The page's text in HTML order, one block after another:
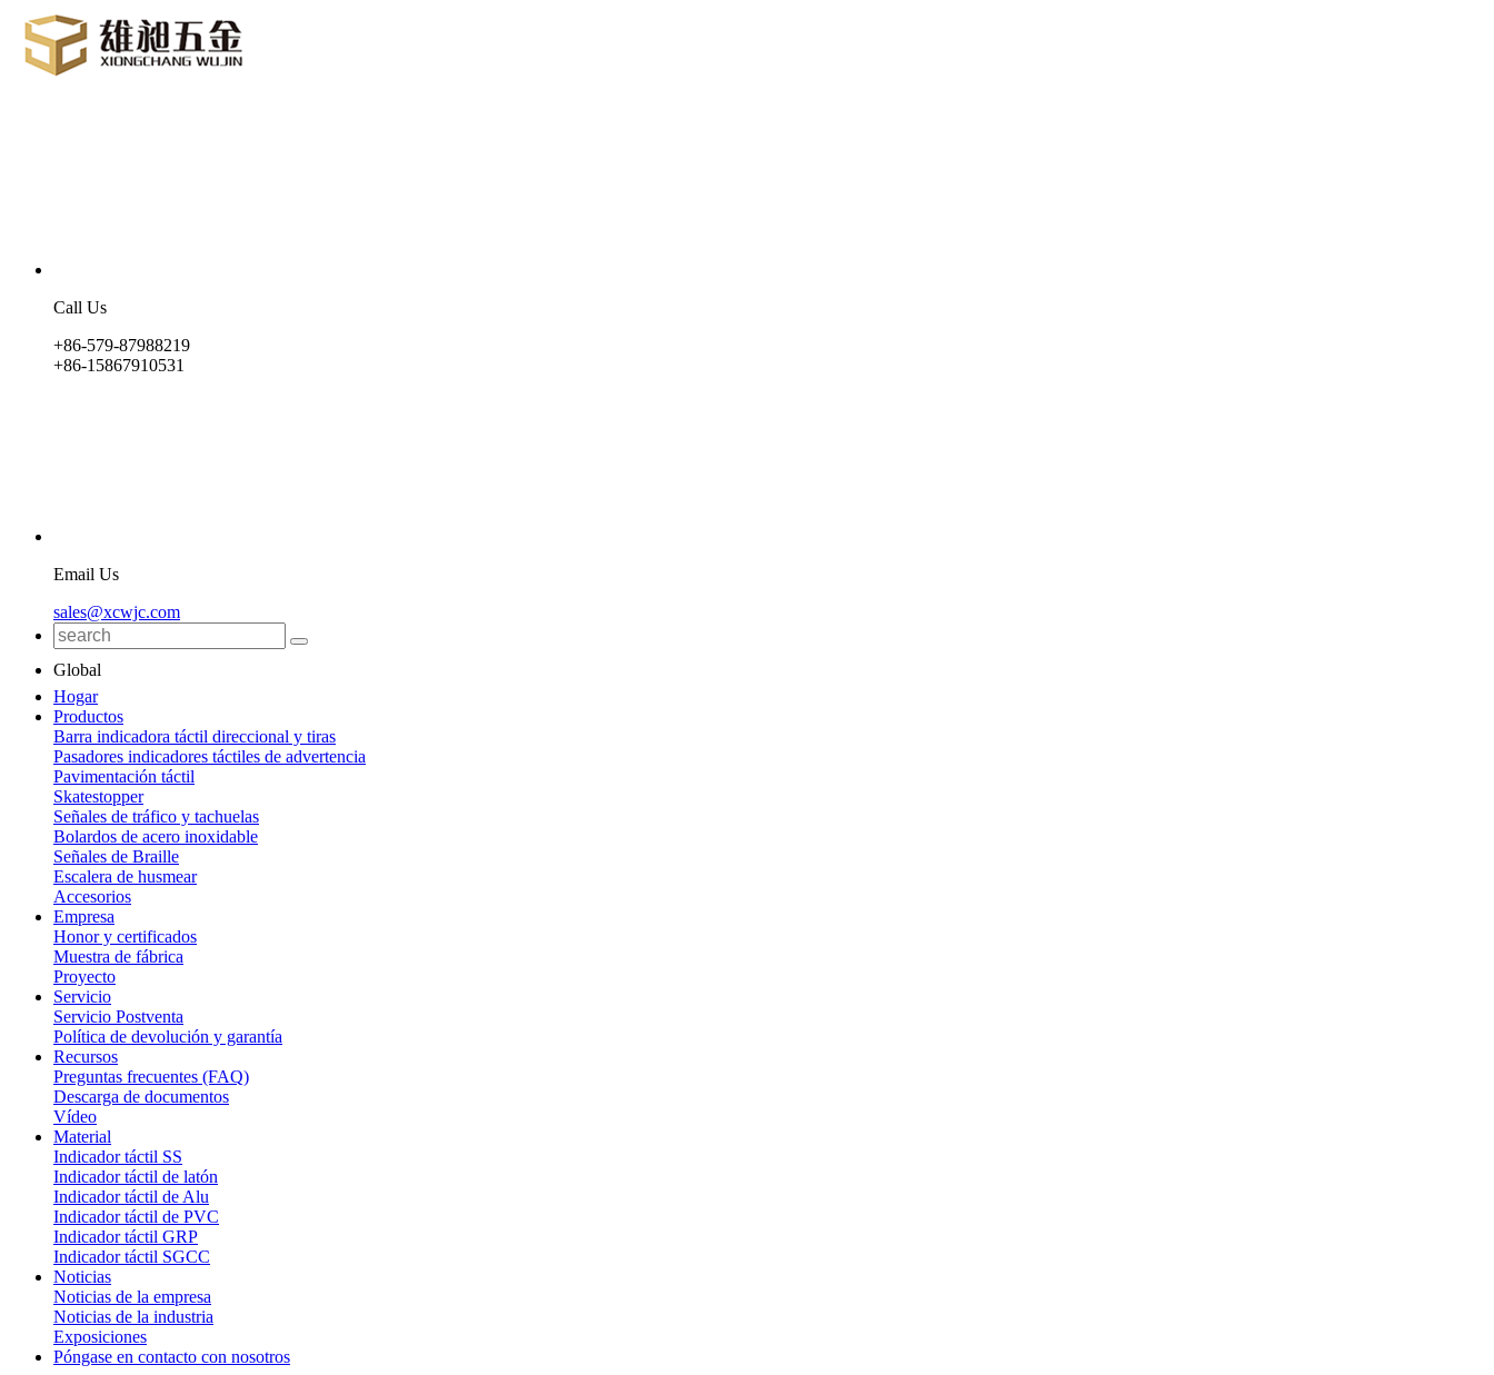
Call Us
+86-579-87988219
+86-15867910531
Email Us
sales@xcwjc.com
Global
Hogar
Productos
Barra indicadora táctil direccional y tiras
Pasadores indicadores táctiles de advertencia
Pavimentación táctil
Skatestopper
Señales de tráfico y tachuelas
Bolardos de acero inoxidable
Señales de Braille
Escalera de husmear
Accesorios
Empresa
Honor y certificados
Muestra de fábrica
Proyecto
Servicio
Servicio Postventa
Política de devolución y garantía
Recursos
Preguntas frecuentes (FAQ)
Descarga de documentos
Vídeo
Material
Indicador táctil SS
Indicador táctil de latón
Indicador táctil de Alu
Indicador táctil de PVC
Indicador táctil GRP
Indicador táctil SGCC
Noticias
Noticias de la empresa
Noticias de la industria
Exposiciones
Póngase en contacto con nosotros